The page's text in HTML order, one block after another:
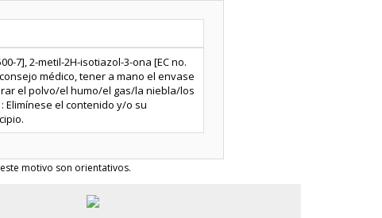
7], 2-metil-2H-isotiazol-3-ona [EC no.
médico, tener a mano el envase
el polvo/el humo/el gas/la niebla/los
Elimínese el contenido y/o su
motivo son orientativos.